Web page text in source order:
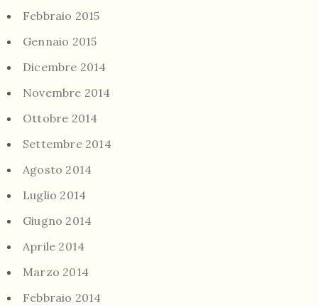
Febbraio 2015
Gennaio 2015
Dicembre 2014
Novembre 2014
Ottobre 2014
Settembre 2014
Agosto 2014
Luglio 2014
Giugno 2014
Aprile 2014
Marzo 2014
Febbraio 2014